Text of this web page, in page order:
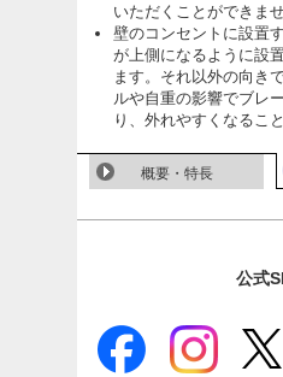
いただくことができませ
壁のコンセントに設置
が上側になるように設
ます。それ以外の向き
ルや自重の影響でブレ
り、外れやすくなるこ
概要・特長
公式